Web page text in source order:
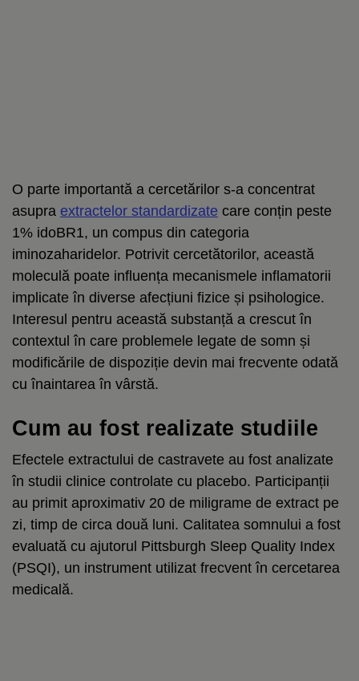
O parte importantă a cercetărilor s-a concentrat
asupra extractelor standardizate care conțin peste
1% idoBR1, un compus din categoria
iminozaharidelor. Potrivit cercetătorilor, această
moleculă poate influența mecanismele inflamatorii
implicate în diverse afecțiuni fizice și psihologice.
Interesul pentru această substanță a crescut în
contextul în care problemele legate de somn și
modificările de dispoziție devin mai frecvente odată
cu înaintarea în vârstă.
Cum au fost realizate studiile
Efectele extractului de castravete au fost analizate
în studii clinice controlate cu placebo. Participanții
au primit aproximativ 20 de miligrame de extract pe
zi, timp de circa două luni. Calitatea somnului a fost
evaluată cu ajutorul Pittsburgh Sleep Quality Index
(PSQI), un instrument utilizat frecvent în cercetarea
medicală.